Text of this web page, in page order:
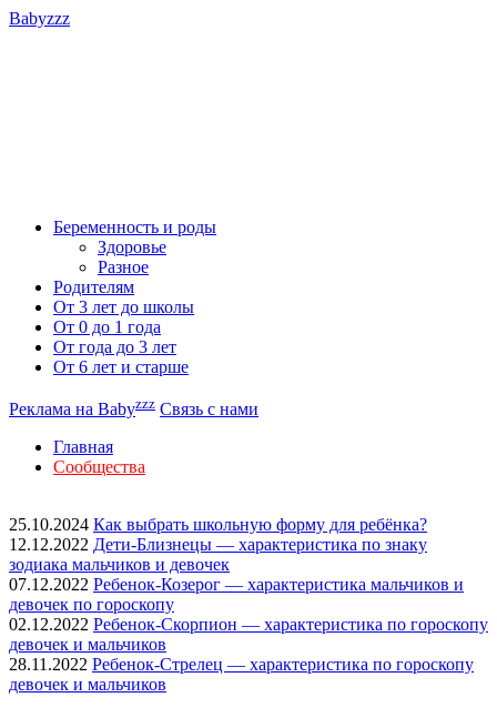
Babyzzz
Беременность и роды
Здоровье
Разное
Родителям
От 3 лет до школы
От 0 до 1 года
От года до 3 лет
От 6 лет и старше
Реклама на Babyzzz Связь с нами
Главная
Сообщества
25.10.2024 Как выбрать школьную форму для ребёнка?
12.12.2022 Дети-Близнецы — характеристика по знаку
зодиака мальчиков и девочек
07.12.2022 Ребенок-Козерог — характеристика мальчиков и
девочек по гороскопу
02.12.2022 Ребенок-Скорпион — характеристика по гороскопу
девочек и мальчиков
28.11.2022 Ребенок-Стрелец — характеристика по гороскопу
девочек и мальчиков